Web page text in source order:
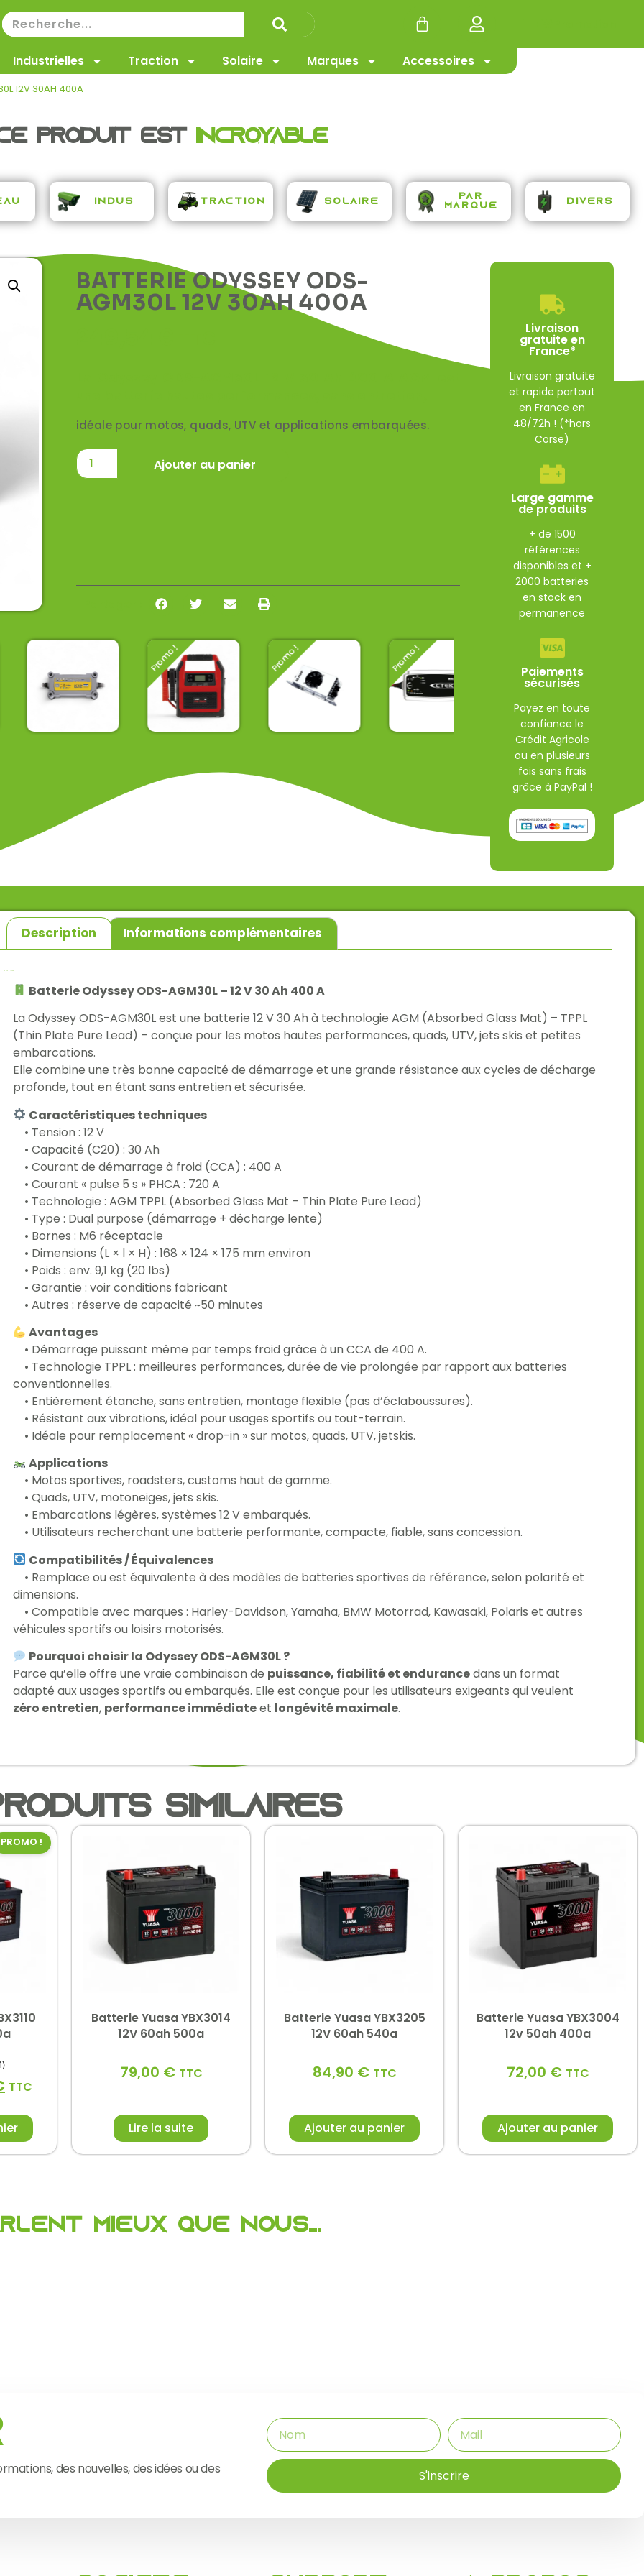
Industrielles Traction Solaire Marques Accessoires
12V 30AH 400A
produit est Incroyable
Indus Traction Solaire
Par
Marque
Divers
BATTERIE ODYSSEY ODS-
AGM30L 12V 30AH 400A
idéale pour motos, quads, UTV et applications embarquées.
Ajouter au panier
Promo !
Booster GYS
NOMAD
€
305,00
Promo !
Chargeur de
batterie aq-
256,50€TTC
Promo !
Chargeur de
batterie
Chargeur de
batterie
fulbat
34,50€TTC
Livraison
gratuite en
France*
Livraison gratuite
et rapide partout
en France en
48/72h ! (*hors
Corse)
Large gamme
de produits
+ de 1500
références
disponibles et +
2000 batteries
en stock en
permanence
Paiements
sécurisés
Payez en toute
confiance le
Crédit Agricole
ou en plusieurs
fois sans frais
grâce à PayPal !
Description Informations complémentaires
Batterie Odyssey ODS-AGM30L – 12 V 30 Ah 400 A
La Odyssey ODS-AGM30L est une batterie 12 V 30 Ah à technologie AGM (Absorbed Glass Mat) – TPPL
(Thin Plate Pure Lead) – conçue pour les motos hautes performances, quads, UTV, jets skis et petites
embarcations.
Elle combine une très bonne capacité de démarrage et une grande résistance aux cycles de décharge
profonde, tout en étant sans entretien et sécurisée.
Caractéristiques techniques
• Tension : 12 V
• Capacité (C20) : 30 Ah
• Courant de démarrage à froid (CCA) : 400 A
• Courant « pulse 5 s » PHCA : 720 A
• Technologie : AGM TPPL (Absorbed Glass Mat – Thin Plate Pure Lead)
• Type : Dual purpose (démarrage + décharge lente)
• Bornes : M6 réceptacle
• Dimensions (L × l × H) : 168 × 124 × 175 mm environ
• Poids : env. 9,1 kg (20 lbs)
• Garantie : voir conditions fabricant
• Autres : réserve de capacité ~50 minutes
Avantages
• Démarrage puissant même par temps froid grâce à un CCA de 400 A.
• Technologie TPPL : meilleures performances, durée de vie prolongée par rapport aux batteries
conventionnelles.
• Entièrement étanche, sans entretien, montage flexible (pas d’éclaboussures).
• Résistant aux vibrations, idéal pour usages sportifs ou tout-terrain.
• Idéale pour remplacement « drop-in » sur motos, quads, UTV, jetskis.
Applications
• Motos sportives, roadsters, customs haut de gamme.
• Quads, UTV, motoneiges, jets skis.
• Embarcations légères, systèmes 12 V embarqués.
• Utilisateurs recherchant une batterie performante, compacte, fiable, sans concession.
Compatibilités / Équivalences
• Remplace ou est équivalente à des modèles de batteries sportives de référence, selon polarité et
dimensions.
• Compatible avec marques : Harley-Davidson, Yamaha, BMW Motorrad, Kawasaki, Polaris et autres
véhicules sportifs ou loisirs motorisés.
Pourquoi choisir la Odyssey ODS-AGM30L ?
Parce qu’elle offre une vraie combinaison de puissance, fiabilité et endurancedans un format
adapté aux usages sportifs ou embarqués. Elle est conçue pour les utilisateurs exigeants qui veulent
zéro entretien, performance immédiateet longévité maximale.
similaires
PROMO !
TTC
Batterie Yuasa YBX3014
12V 60ah 500a
79,00 € TTC
Lire la suite
Batterie Yuasa YBX3205
12V 60ah 540a
84,90 € TTC
Ajouter au panier
Batterie Yuasa YBX3004
12v 50ah 400a
72,00 € TTC
Ajouter au panier
mieux que nous...
des nouvelles, des idées ou des
S'inscrire